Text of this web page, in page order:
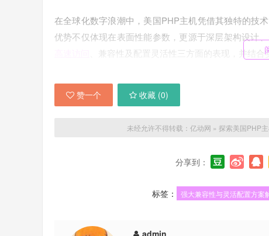
在全球化数字浪潮中，美国PHP主机凭借其独特的技
优势不仅体现在表面性能参数，更源于深层架构设计
、兼容性及配置灵活性三方面的表现，并结
心集群。这意味着美国PHP主机通常接入多线路骨干
LiteSpeed服务器或优化版Apache，配合Memcached
意，若用户主要位于亚洲，建议选择洛杉矶或硅谷机
强大兼容性则源自美国开源技术的深厚积累。PHP
Laravel等主流框架。数据库方面不仅预装MySQL、
赞一个 收藏 (0)
未经允许不得转载： 亿动网 » 探索美国PHP
分享到：
标签： 强大兼容性与灵活配置方案
admin